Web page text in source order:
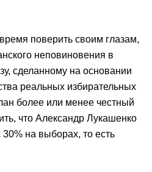
поверить своим глазам,
неповиновения в
сделанному на основании
реальных избирательных
более или менее честный
что Александр Лукашенко
на выборах, то есть